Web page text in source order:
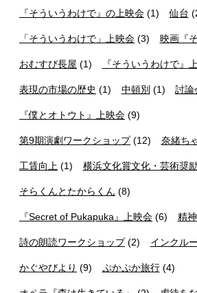
『そういうわけで』の上映会 (1) 仙台
「そういうわけで」上映会 (3) 映画『
おむすび長屋 (1) 『そういうわけで』
表現の市場の歴史 (1) 中頓別 (1) 討論
『僕とオトウト』上映会 (9)
第9期演劇ワークショップ(12) 奈緒ち
工賃向上 (1) 横浜文化賞文化・芸術奨
そらくんとたからくん (8)
『Secret of Pukapuka』上映会 (6) 精
詩の朗読ワークショップ(2) インクル
かぐやびより (9) ぷかぷか旅行(4)